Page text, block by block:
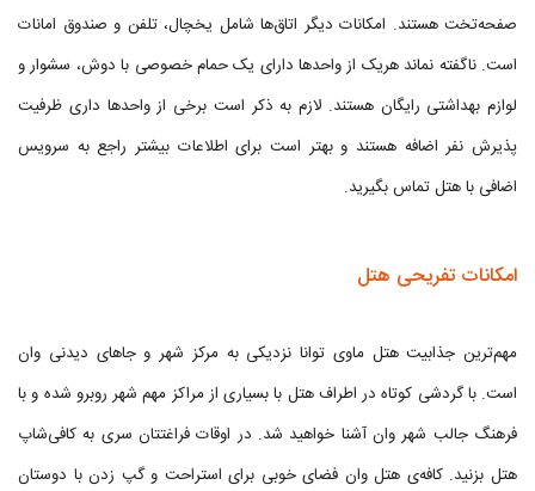
صفحه‌تخت هستند. امکانات دیگر اتاق‌ها شامل یخچال، تلفن و صندوق امانات
است. ناگفته نماند هریک از واحدها دارای یک حمام خصوصی با دوش، سشوار و
لوازم بهداشتی رایگان هستند. لازم به ذکر است برخی از واحدها داری ظرفیت
پذیرش نفر اضافه هستند و بهتر است برای اطلاعات بیشتر راجع به سرویس
اضافی با هتل تماس بگیرید.
امکانات تفریحی هتل
مهم‌ترین جذابیت هتل ماوی توانا نزدیکی به مرکز شهر و جاهای دیدنی وان
است. با گردشی کوتاه در اطراف هتل با بسیاری از مراکز مهم شهر روبرو شده و با
فرهنگ جالب شهر وان آشنا خواهید شد. در اوقات فراغتتان سری به کافی‌شاپ
هتل بزنید. کافه‌ی هتل وان فضای خوبی برای استراحت و گپ زدن با دوستان